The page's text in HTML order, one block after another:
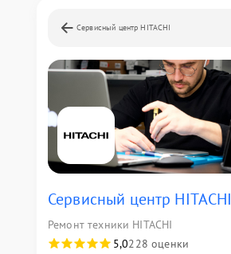
Сервисный центр HITACHI
Сервисный центр HITACHI
Ремонт техники HITACHI
5,0228 оценки